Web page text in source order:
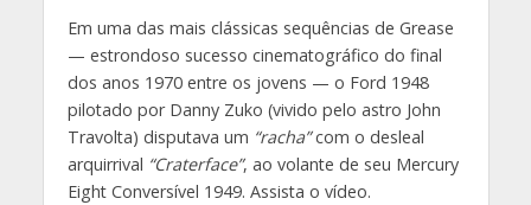
Em uma das mais clássicas sequências de Grease
— estrondoso sucesso cinematográfico do final
dos anos 1970 entre os jovens — o Ford 1948
pilotado por Danny Zuko (vivido pelo astro John
Travolta) disputava um “racha”com o desleal
arquirrival “Craterface”, ao volante de seu Mercury
Eight Conversível 1949. Assista o vídeo.